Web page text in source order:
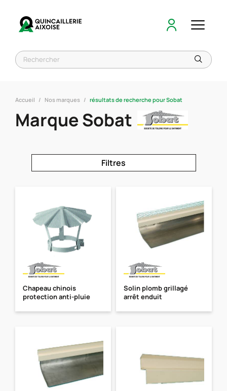
Accueil Nos marques résultats de recherche pour Sobat
Marque Sobat
Filtres
Chapeau chinois
protection anti-pluie
Solin plomb grillagé
arrêt enduit